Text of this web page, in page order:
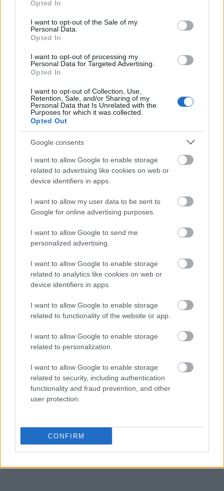
use your data for below specified purposes in below Google
consent section.
Opted In
I want to opt-out of the Sale of my
Personal Data.
Opted In
I want to opt-out of processing my
Personal Data for Targeted Advertising.
Opted In
I want to opt-out of Collection, Use,
Retention, Sale, and/or Sharing of my
Personal Data that Is Unrelated with the
Purposes for which it was collected.
Opted Out
Google consents
I want to allow Google to enable storage
related to advertising like cookies on web or
device identifiers in apps.
I want to allow my user data to be sent to
Google for online advertising purposes.
I want to allow Google to send me
personalized advertising.
I want to allow Google to enable storage
related to analytics like cookies on web or
device identifiers in apps.
I want to allow Google to enable storage
related to functionality of the website or app.
I want to allow Google to enable storage
related to personalization.
I want to allow Google to enable storage
related to security, including authentication
functionality and fraud prevention, and other
user protection.
CONFIRM
αβεβαιότητα, εξορθολογίζει τη φορολογική
επιβάρυνση και θωρακίζει τη χρηματοοικονομική
σταθερότητα των ελληνικών επιχειρήσεων.
Με βάση τις προτεινόμενες ρυθμίσεις
επιχειρήσεις δεν αντιμετωπίζονται για
οντότητες, αλλά ως μέλη ενός ενιαίου ομίλου
κατ’ αναλογία των όσων εφαρμόζονται στους
κανόνες της λογιστικής για τις ενοποιημένες
χρηματοοικονομικές καταστάσεις των ομίλων. Το
νέο πλαίσιο θα επιτρέπει την υποβολή ενιαίας
φορολογικής δήλωσης, απλοποιώντας σημαντικά
τη συμμόρφωση και ενισχύοντας τη διαφάνεια.